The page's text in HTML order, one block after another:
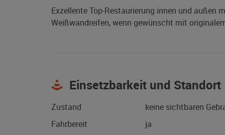
Exzellente Top-Restaurierung innen und außen
Weißwandreifen, wenn gewünscht mit
Einsetzbarkeit und Standort
Zustand
keine sichtbaren
Fahrbereit
ja